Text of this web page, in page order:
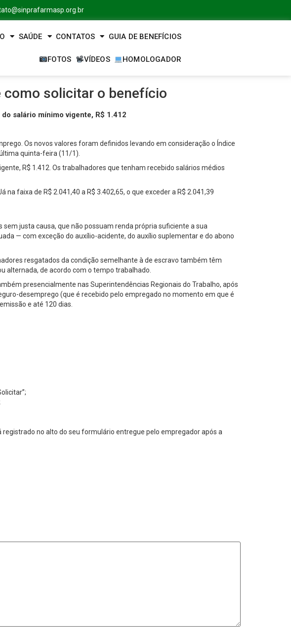
SAÚDE CONTATOS GUIA DE BENEFÍCIOS
FOTOS VÍDEOS HOMOLOGADOR
como solicitar o benefício
salário mínimo vigente, R$ 1.412
Os novos valores foram definidos levando em consideração o Índice
quinta-feira (11/1).
R$ 1.412. Os trabalhadores que tenham recebido salários médios
faixa de R$ 2.041,40 a R$ 3.402,65, o que exceder a R$ 2.041,39
justa causa, que não possuam renda própria suficiente a sua
— com exceção do auxílio-acidente, do auxílio suplementar e do abono
resgatados da condição semelhante à de escravo também têm
alternada, de acordo com o tempo trabalhado.
presencialmente nas Superintendências Regionais do Trabalho, após
desemprego (que é recebido pelo empregado no momento em que é
e até 120 dias.
no alto do seu formulário entregue pelo empregador após a